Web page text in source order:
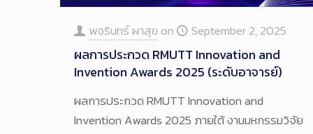
พจรินทร์ ผาสุข on September 2, 2025
ผลการประกวด RMUTT Innovation and
Invention Awards 2025 (ระดับอาจารย์)
ผลการประกวด RMUTT Innovation and
Invention Awards 2025 ภายใต้ งานมหกรรมวิจัย